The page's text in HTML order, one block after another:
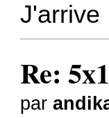
J'arrive
Re:
par